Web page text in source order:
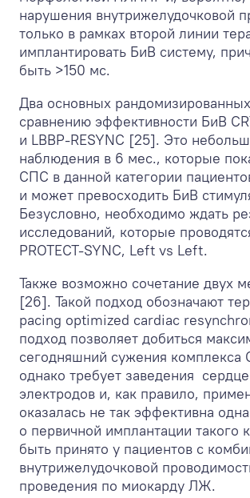
нарушения внутрижелудочковой
только в рамках второй линии
имплантировать БиВ систему,
быть >150 мс.
Два основных
сравнению эффективности БиВ
и LBBP-RESYNC [25]. Это
наблюдения в 6 мес., которые
СПС в данной категории
и может превосходить БиВ
Безусловно, необходимо ждать
исследований, которые
PROTECT-SYNC, Left vs Left.
Также возможно сочетание двух
[26]. Такой подход обозначают
pacing optimized cardiac
подход позволяет добиться
сегодняшний сужения комплекса
однако требует заведения
электродов и, как правило,
оказалась не так эффективна
о первичной имплантации такого
быть принято у пациентов с
внутрижелудочковой
проведения по миокарду ЛЖ.